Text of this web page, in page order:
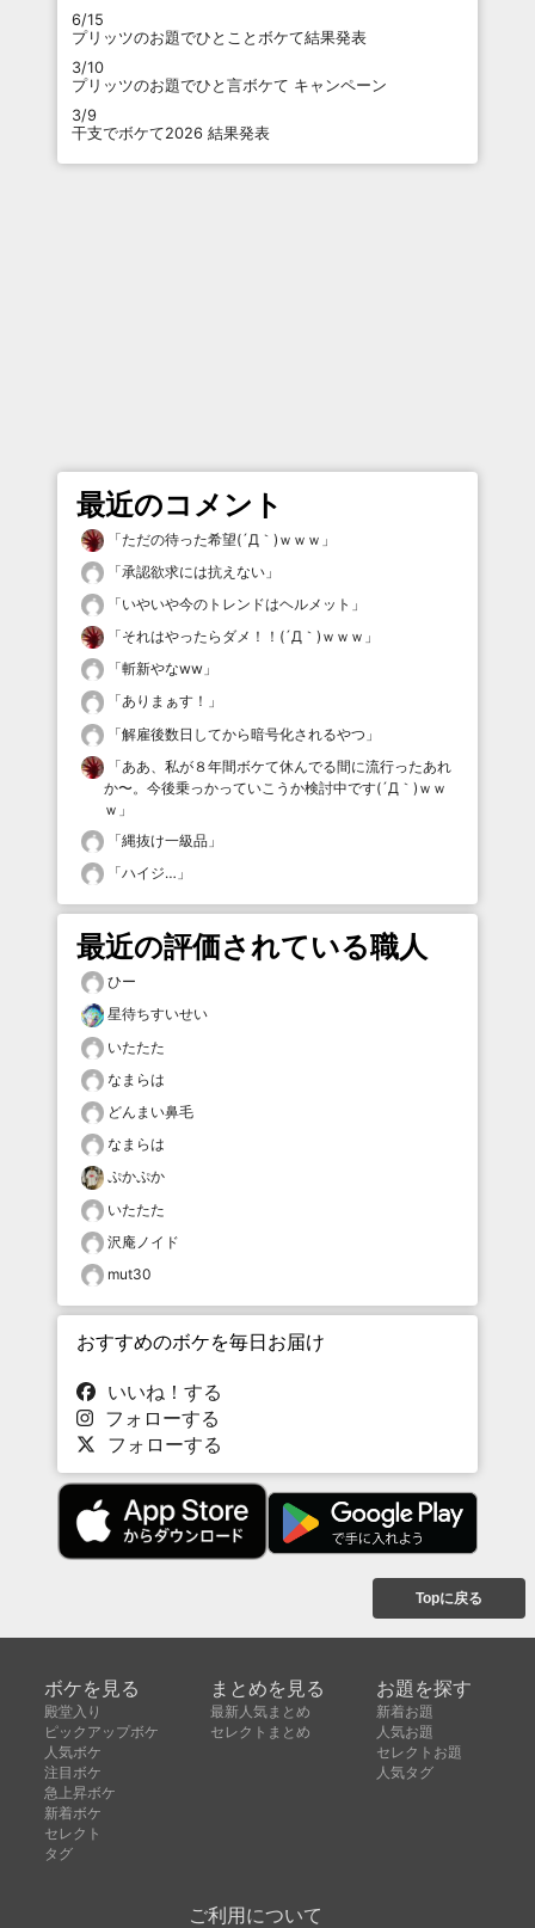
6/15
プリッツのお題でひとことボケて結果発表
3/10
プリッツのお題でひと言ボケて キャンペーン
3/9
干支でボケて2026 結果発表
最近のコメント
「ただの待った希望(´Д｀)ｗｗｗ 」
「承認欲求には抗えない 」
「いやいや今のトレンドはヘルメット 」
「それはやったらダメ！！(´Д｀)ｗｗｗ 」
「斬新やなww 」
「ありまぁす！ 」
「解雇後数日してから暗号化されるやつ 」
「ああ、私が８年間ボケて休んでる間に流行ったあれ
か〜。今後乗っかっていこうか検討中です(´Д｀)ｗｗ
ｗ 」
「縄抜け一級品 」
「ハイジ… 」
最近の評価されている職人
ひー
星待ちすいせい
いたたた
なまらは
どんまい鼻毛
なまらは
ぷかぷか
いたたた
沢庵ノイド
mut30
おすすめのボケを毎日お届け
いいね！する
フォローする
フォローする
Topに戻る
ボケを見る
殿堂入り
ピックアップボケ
人気ボケ
注目ボケ
急上昇ボケ
新着ボケ
セレクト
タグ
まとめを見る
最新人気まとめ
セレクトまとめ
お題を探す
新着お題
人気お題
セレクトお題
人気タグ
ご利用について